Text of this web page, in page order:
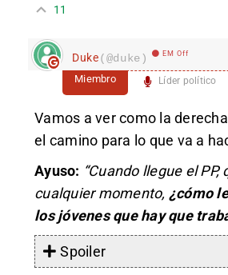
11
Duke(@duke) EM Off
Miembro Líder político
Vamos a ver como la
el camino para lo que va a
Ayuso: “Cuando llegue el PP,
cualquier momento, ¿cómo
los jóvenes que hay que
Spoiler